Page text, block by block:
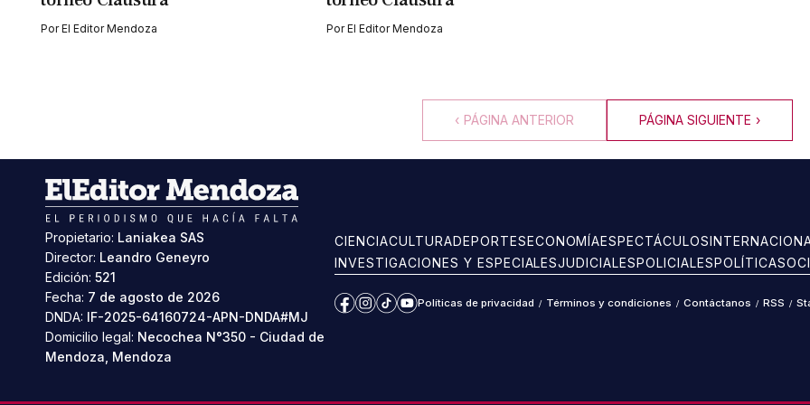
PorEl Editor Mendoza PorEl Editor Mendoza
‹ PÁGINA ANTERIOR PÁGINA SIGUIENTE ›
Propietario: Laniakea SAS
Director: Leandro Geneyro
Edición: 521
Fecha: 7 de agosto de 2026
DNDA: IF-2025-64160724-APN-DNDA#MJ
Domicilio legal: Necochea N°350 - Ciudad de
Mendoza, Mendoza
CIENCIACULTURADEPORTESECONOMÍAESPECTÁCULOS
INVESTIGACIONES Y ESPECIALESJUDICIALESPOLICIALESPOLÍTICA
Facebook
Instagram
TikTokYouTube
Políticas de privacidad / Términos y condiciones / Contáctanos / RSS /